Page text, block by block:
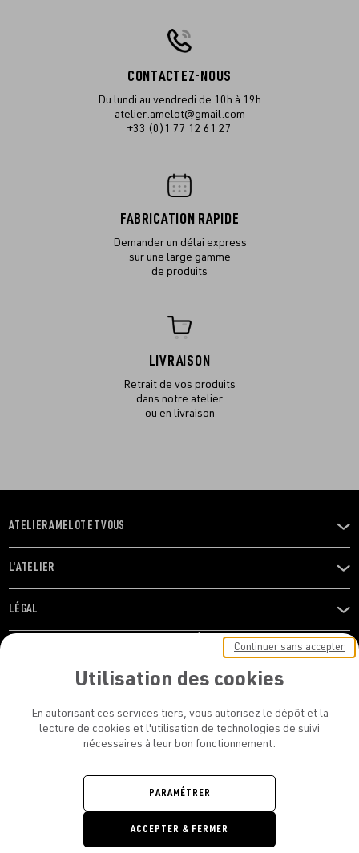
CONTACTEZ-NOUS
Du lundi au vendredi de 10h à 19h
atelier.amelot@gmail.com
+33 (0)1 77 12 61 27
FABRICATION RAPIDE
Demander un délai express
sur une large gamme
de produits
LIVRAISON
Retrait de vos produits
dans notre atelier
ou en livraison
OUVRIR
LE
MENU
ATELIER AMELOT ET VOUS
OUVRIR
LE
MENU
L'ATELIER
OUVRIR
LE
LÉGAL
RESTONS EN CONTACT ! ABONNEZ-VOUS À NOTRE
conditions d’utilisation de l’Atelier Amelot
ATELIER AMELOT - TOUS DROITS
Retrouvez
Retrouvez
Utilisation des cookies
En autorisant ces services tiers, vous autorisez le dépôt et la
lecture de cookies et l'utilisation de technologies de suivi
nécessaires à leur bon fonctionnement.
Continuer sans accepter
PARAMÉTRER
ACCEPTER & FERMER